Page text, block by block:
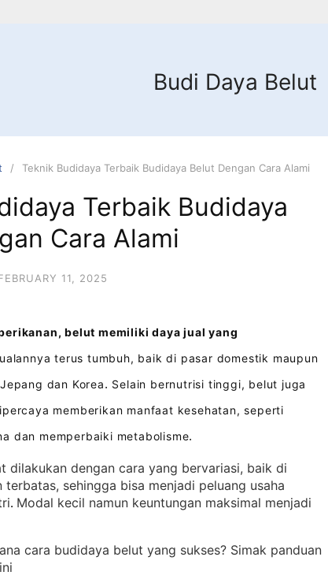
Budi Daya Belut
Teknik Budidaya Terbaik Budidaya Belut Dengan Cara Alami
Terbaik Budidaya
Cara Alami
11, 2025
belut memiliki daya jual yang
terus tumbuh, baik di pasar domestik maupun
dan Korea. Selain bernutrisi tinggi, belut juga
memberikan manfaat kesehatan, seperti
dan memperbaiki metabolisme.
dilakukan dengan cara yang bervariasi, baik di
sehingga bisa menjadi peluang usaha
. Modal kecil namun keuntungan maksimal menjadi
cara budidaya belut yang sukses? Simak panduan